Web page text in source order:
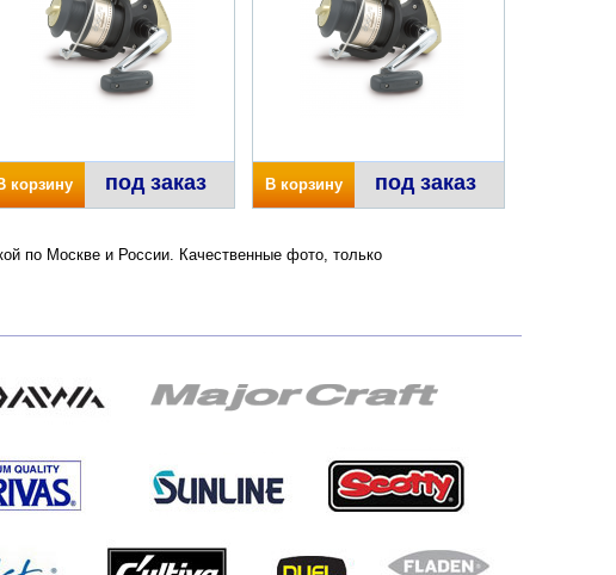
корзину под заказ В корзину под заказ
по Москве и России. Качественные фото, только